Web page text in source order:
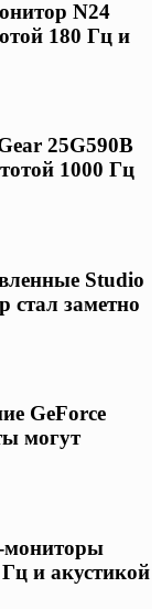
N24
180 Гц и
25G590B
1000 Гц
Studio
заметно
GeForce
могут
мониторы
и акустикой